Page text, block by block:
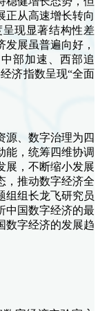
正从高速增长转向
现显著结构性差
展虽普遍向好，
部加速、西部追
济指数呈现“全面
源、数字治理为四
能，统筹四维协调
展，不断缩小发展
，推动数字经济全
组组长龙飞研究员
中国数字经济的最
数字经济的发展趋